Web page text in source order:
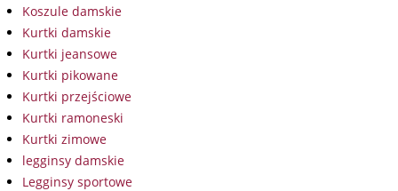
Koszule damskie
Kurtki damskie
Kurtki jeansowe
Kurtki pikowane
Kurtki przejściowe
Kurtki ramoneski
Kurtki zimowe
legginsy damskie
Legginsy sportowe